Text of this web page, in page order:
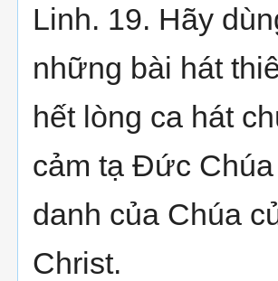
Linh. 19. Hãy
những bài hát
hết lòng ca hát
cảm tạ Đức
danh của Chúa
Christ.